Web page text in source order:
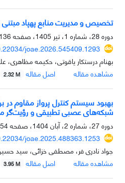
تخصیص و مدیریت منابع پهپاد
دوره 28، شماره 1، تیر 1405، صفحه
136-155
joae.2026.545409.1293
بهنام درستکار یاقوتی، حکیمه مظاهری،
مشاهده مقاله
اصل مقاله 2.32 M
بهبود سیستم کنترل پرواز مقاوم در
شبکه‌های عصبی تطبیقی و رؤیت‌گر
دوره 27، شماره 2، آبان 1404، صفحه
177
joae.2025.488363.1253
جواد نادری فر، مصطفی خزائی، سید
مشاهده مقاله
اصل مقاله 3.95 M